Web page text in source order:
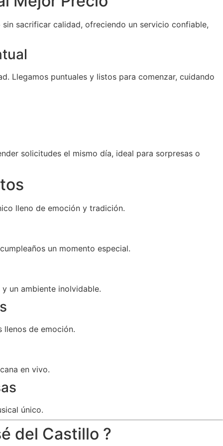
sacrificar calidad, ofreciendo un servicio confiable,
Llegamos puntuales y listos para comenzar, cuidando
solicitudes el mismo día, ideal para sorpresas o
lleno de emoción y tradición.
un momento especial.
un ambiente inolvidable.
llenos de emoción.
en vivo.
único.
del Castillo ?